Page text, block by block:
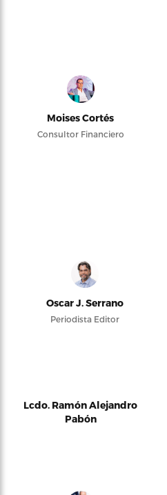
Moises Cortés
Consultor Financiero
Oscar J. Serrano
Periodista Editor
Lcdo. Ramón Alejandro
Pabón